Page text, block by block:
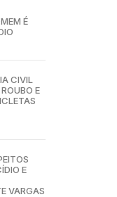
É
CIVIL
E
E
VARGAS